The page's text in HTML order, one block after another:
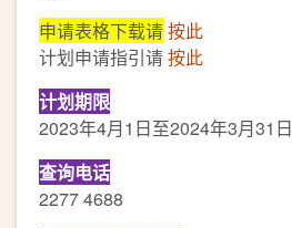
申请表格下载请按此
计划申请指引请按此
计划期限
2023年4月1日至2024年3月31日
查询电话
2277 4688